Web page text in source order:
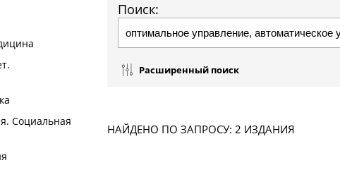
Социальная
Поиск:
Расширенный поиск
НАЙДЕНО ПО ЗАПРОСУ: 2 ИЗДАНИЯ